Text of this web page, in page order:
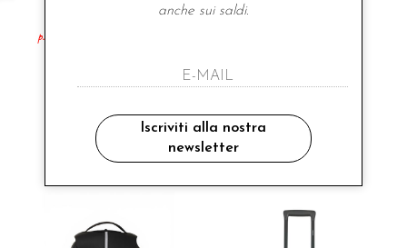
p.le vrai 4.0 michelet piccolo verde
€ 63.00
UNI
Saldi
€ 90.00
UNI
Saldi
anche sui saldi.
Iscriviti alla nostra
newsletter